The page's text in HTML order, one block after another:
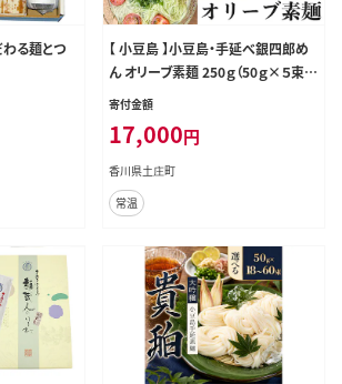
わる麺とつ
【 小豆島 】小豆島・手延べ銀四郎め
ん オリーブ素麺 250ｇ（50ｇ×５束）
×６袋 麺類 そうめん
寄付金額
17,000円
香川県土庄町
常温